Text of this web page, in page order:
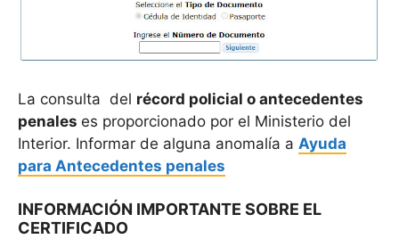
La consulta del récord policial o antecedentes
penales es proporcionado por el Ministerio del
Interior. Informar de alguna anomalía a Ayuda
para Antecedentes penales
INFORMACIÓN IMPORTANTE SOBRE EL
CERTIFICADO